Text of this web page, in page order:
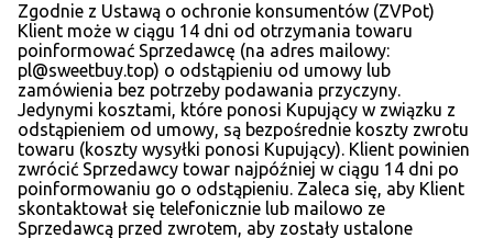
Zgodnie z Ustawą o ochronie konsumentów (ZVPot)
Klient może w ciągu 14 dni od otrzymania towaru
poinformować Sprzedawcę (na adres mailowy:
pl@sweetbuy.top) o odstąpieniu od umowy lub
zamówienia bez potrzeby podawania przyczyny.
Jedynymi kosztami, które ponosi Kupujący w związku z
odstąpieniem od umowy, są bezpośrednie koszty zwrotu
towaru (koszty wysyłki ponosi Kupujący). Klient powinien
zwrócić Sprzedawcy towar najpóźniej w ciągu 14 dni po
poinformowaniu go o odstąpieniu. Zaleca się, aby Klient
skontaktował się telefonicznie lub mailowo ze
Sprzedawcą przed zwrotem, aby zostały ustalone